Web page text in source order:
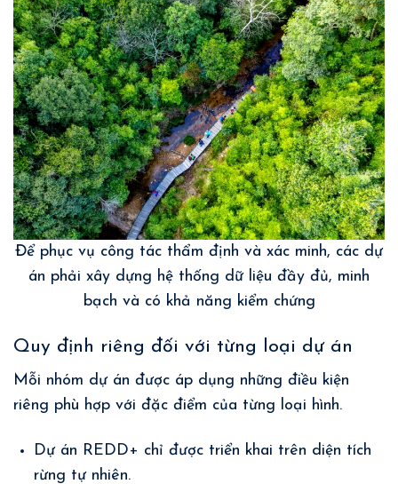
Để phục vụ công tác thẩm định và xác minh, các dự
án phải xây dựng hệ thống dữ liệu đầy đủ, minh
bạch và có khả năng kiểm chứng
Quy định riêng đối với từng loại dự án
Mỗi nhóm dự án được áp dụng những điều kiện
riêng phù hợp với đặc điểm của từng loại hình.
Dự án REDD+ chỉ được triển khai trên diện tích
rừng tự nhiên.